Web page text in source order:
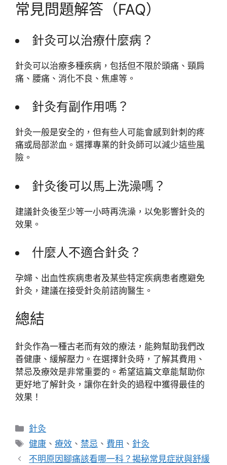
常見問題解答（FAQ）
針灸可以治療什麼病？
針灸可以治療多種疾病，包括但不限於頭痛、頸肩
痛、腰痛、消化不良、焦慮等。
針灸有副作用嗎？
針灸一般是安全的，但有些人可能會感到針刺的疼
痛或局部淤血。選擇專業的針灸師可以減少這些風
險。
針灸後可以馬上洗澡嗎？
建議針灸後至少等一小時再洗澡，以免影響針灸的
效果。
什麼人不適合針灸？
孕婦、出血性疾病患者及某些特定疾病患者應避免
針灸，建議在接受針灸前諮詢醫生。
總結
針灸作為一種古老而有效的療法，能夠幫助我們改
善健康、緩解壓力。在選擇針灸時，了解其費用、
禁忌及療效是非常重要的。希望這篇文章能幫助你
更好地了解針灸，讓你在針灸的過程中獲得最佳的
效果！
分
類
針灸
標
籤
健康 、療效 、禁忌 、 費用 、 針灸
不明原因腳痛該看哪一科？揭秘常見症狀與舒緩